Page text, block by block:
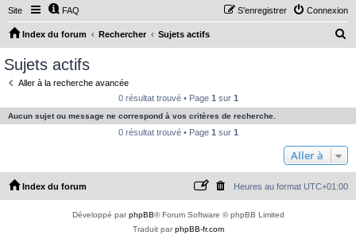
Site FAQ Connexion
S’enregistrer
Index du forum Rechercher Sujets actifs
e
c
e
Sujets actifs
Aller à la recherche avancée
0 résultat trouvé • Page 1 sur 1
Aucun sujet ou message ne correspond à vos critères de recherche.
0 résultat trouvé • Page 1 sur 1
Aller à
Index du forum Heures au format UTC+01:00
Développé parphpBB® Forum Software © phpBB Limited
Traduit parphpBB-fr.com